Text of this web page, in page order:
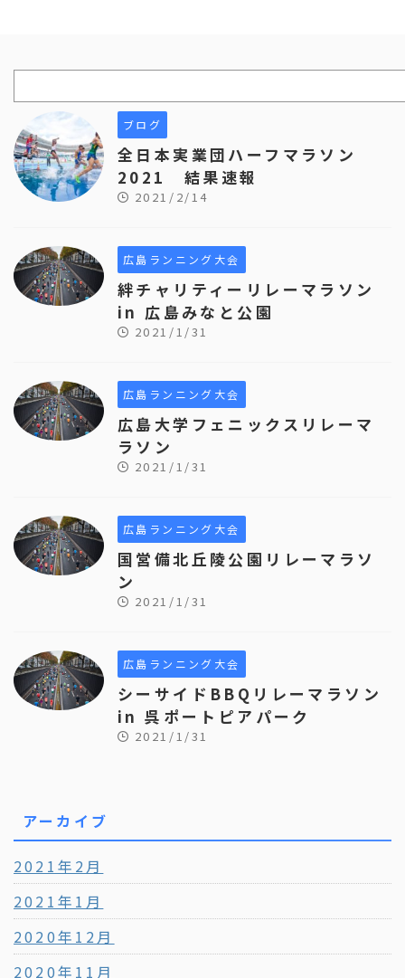
ブログ
全日本実業団ハーフマラソン
2021 結果速報
2021/2/14
広島ランニング大会
絆チャリティーリレーマラソン
in 広島みなと公園
2021/1/31
広島ランニング大会
広島大学フェニックスリレーマ
ラソン
2021/1/31
広島ランニング大会
国営備北丘陵公園リレーマラソ
ン
2021/1/31
広島ランニング大会
シーサイドBBQリレーマラソン
in 呉ポートピアパーク
2021/1/31
アーカイブ
2021年2月
2021年1月
2020年12月
2020年11月